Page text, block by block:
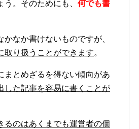
。そのためにも、 何でも書
なか書けないものですが、
取り扱うことができます。
まとめざるを得ない傾向があ
した記事を容易に書くことが
るのはあくまでも運営者の個